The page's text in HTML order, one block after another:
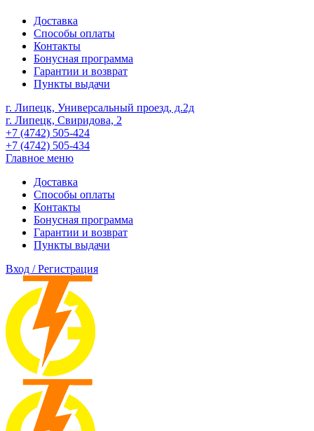
Доставка
Способы оплаты
Контакты
Бонусная программа
Гарантии и возврат
Пункты выдачи
г. Липецк, Универсальный проезд, д.2д
г. Липецк, Свиридова, 2
+7 (4742) 505-424
+7 (4742) 505-434
Главное меню
Доставка
Способы оплаты
Контакты
Бонусная программа
Гарантии и возврат
Пункты выдачи
Вход / Регистрация